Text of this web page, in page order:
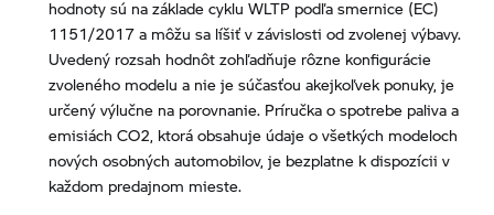
hodnoty sú na základe cyklu WLTP podľa smernice (EC)
1151/2017 a môžu sa líšiť v závislosti od zvolenej výbavy.
Uvedený rozsah hodnôt zohľadňuje rôzne konfigurácie
zvoleného modelu a nie je súčasťou akejkoľvek ponuky, je
určený výlučne na porovnanie. Príručka o spotrebe paliva a
emisiách CO2, ktorá obsahuje údaje o všetkých modeloch
nových osobných automobilov, je bezplatne k dispozícii v
každom predajnom mieste.